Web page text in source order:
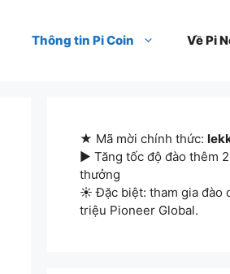
Thông tin Pi Coin Về Pi
★ Mã mời chính thức:
▶ Tăng tốc độ đào thêm
thưởng
☀ Đặc biệt: tham gia đào
triệu Pioneer Global.